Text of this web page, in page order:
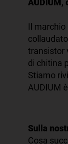
AUDIUM,
Il marchio
transistor
di chitina
Stiamo
AUDIUM
Sulla
Cosa